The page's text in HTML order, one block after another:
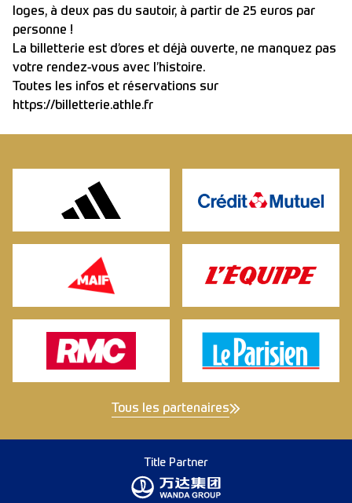
loges, à deux pas du sautoir, à partir de 25 euros par
personne !
La billetterie est d’ores et déjà ouverte, ne manquez pas
votre rendez-vous avec l’histoire.
Toutes les infos et réservations sur
https://billetterie.athle.fr
Tous les partenaires
Title Partner